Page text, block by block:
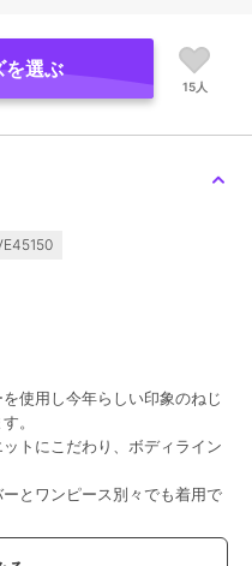
を選ぶ
15人
使用し今年らしい印象のねじ
。
トにこだわり、ボディライン
とワンピース別々でも着用で